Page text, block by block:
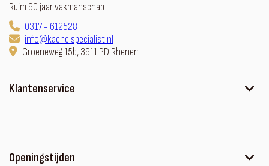
Ruim 90 jaar vakmanschap
0317 - 612528
info@kachelspecialist.nl
Groeneweg 15b, 3911 PD Rhenen
Klantenservice
Sfeerhaard met meubel
Openingstijden